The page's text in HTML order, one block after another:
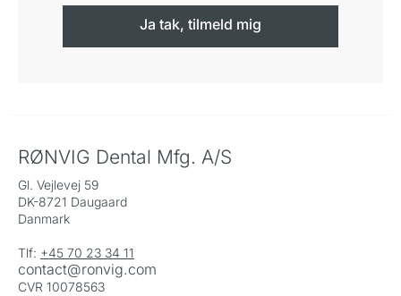
Ja tak, tilmeld mig
RØNVIG Dental Mfg. A/S
Gl. Vejlevej 59
DK-8721 Daugaard
Danmark
Tlf: +45 70 23 34 11
contact@ronvig.com
CVR 10078563